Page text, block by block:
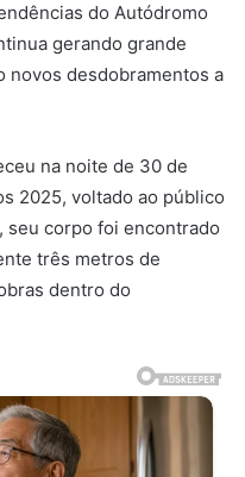
do Autódromo
gerando grande
novos desdobramentos a
na noite de 30 de
2025, voltado ao público
seu corpo foi encontrado
três metros de
dentro do